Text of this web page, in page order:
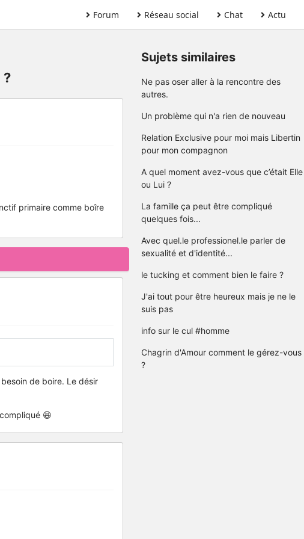
Forum Réseau social Chat Actu
?
primaire comme boîre
de boire. Le désir
😆
Sujets similaires
Ne pas oser aller à la rencontre des
autres.
Un problème qui n'a rien de nouveau
Relation Exclusive pour moi mais Libertin
pour mon compagnon
A quel moment avez-vous que c’était Elle
ou Lui ?
La famille ça peut être compliqué
quelques fois...
Avec quel.le professionel.le parler de
sexualité et d'identité...
le tucking et comment bien le faire ?
J'ai tout pour être heureux mais je ne le
suis pas
info sur le cul #homme
Chagrin d'Amour comment le gérez-vous
?